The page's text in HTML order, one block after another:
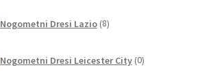
Nogometni Dresi Lazio 8izdelkov
Nogometni Dresi Leicester City 0izdelkov